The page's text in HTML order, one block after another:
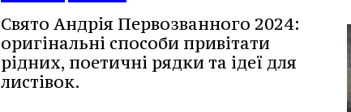
Свято Андрія Первозванного 2024:
оригінальні способи привітати
рідних, поетичні рядки та ідеї для
листівок.